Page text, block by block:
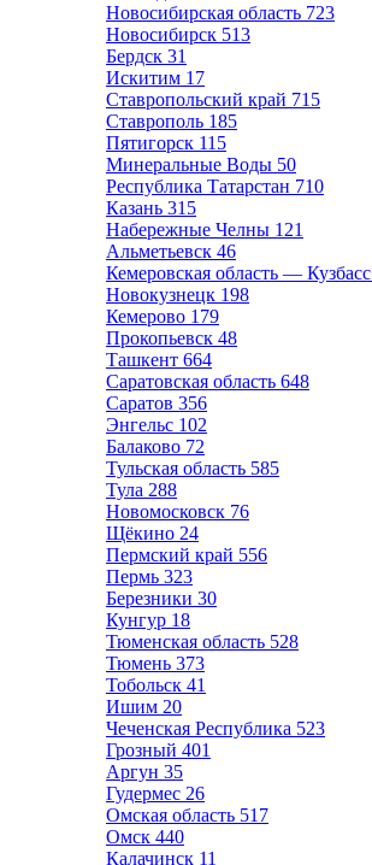
Новосибирская область 723
Новосибирск 513
Бердск 31
Искитим 17
Ставропольский край 715
Ставрополь 185
Пятигорск 115
Минеральные Воды 50
Республика Татарстан 710
Казань 315
Набережные Челны 121
Альметьевск 46
Кемеровская область — Кузбасс
Новокузнецк 198
Кемерово 179
Прокопьевск 48
Ташкент 664
Саратовская область 648
Саратов 356
Энгельс 102
Балаково 72
Тульская область 585
Тула 288
Новомосковск 76
Щёкино 24
Пермский край 556
Пермь 323
Березники 30
Кунгур 18
Тюменская область 528
Тюмень 373
Тобольск 41
Ишим 20
Чеченская Республика 523
Грозный 401
Аргун 35
Гудермес 26
Омская область 517
Омск 440
Калачинск 11